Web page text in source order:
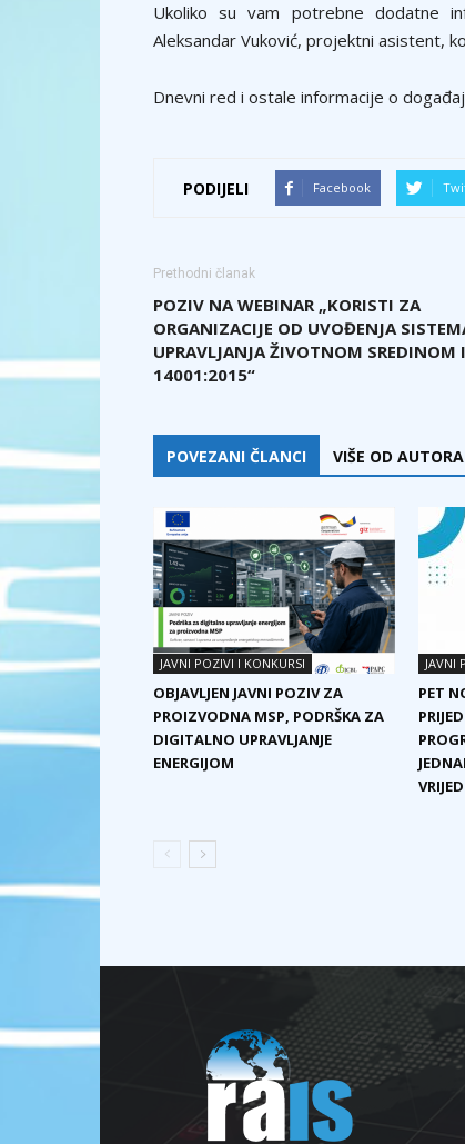
Ukoliko su vam potrebne dodatne
Aleksandar Vuković, projektni asistent,
Dnevni red i ostale informacije o
PODIJELI Facebook
Prethodni članak
POZIV NA WEBINAR „KORISTI ZA
ORGANIZACIJE OD UVOĐENJA
UPRAVLJANJA ŽIVOTNOM SREDINOM
14001:2015“
POVEZANI ČLANCI VIŠE OD AUTORA
JAVNI POZIVI I KONKURSI
OBJAVLJEN JAVNI POZIV ZA
PROIZVODNA MSP, PODRŠKA ZA
DIGITALNO UPRAVLJANJE
ENERGIJOM
JAVNI
PET